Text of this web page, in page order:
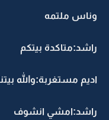
وناس ملتمه
راشد:متاكدة بيتكم
اديم مستغربة:والله
راشد:امشي انشوف